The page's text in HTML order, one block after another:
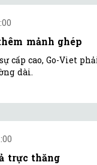
mảnh ghép
cấp cao, Go-Viet
dài.
trực thăng